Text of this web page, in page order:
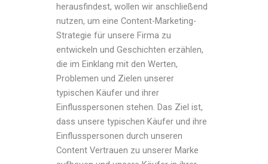
herausfindest, wollen wir anschließend
nutzen, um eine Content-Marketing-
Strategie für unsere Firma zu
entwickeln und Geschichten erzählen,
die im Einklang mit den Werten,
Problemen und Zielen unserer
typischen Käufer und ihrer
Einflusspersonen stehen. Das Ziel ist,
dass unsere typischen Käufer und ihre
Einflusspersonen durch unseren
Content Vertrauen zu unserer Marke